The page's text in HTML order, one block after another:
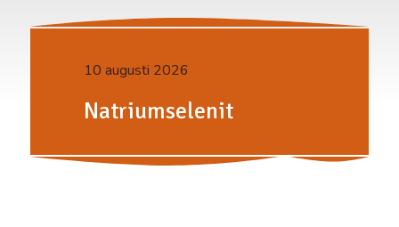
10 augusti 2026
Natriumselenit